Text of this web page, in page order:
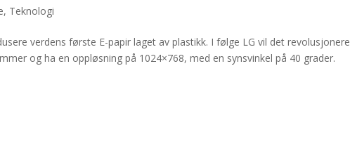
, Teknologi
verdens første E-papir laget av plastikk. I følge LG vil det revolusjonere
og ha en oppløsning på 1024×768, med en synsvinkel på 40 grader.